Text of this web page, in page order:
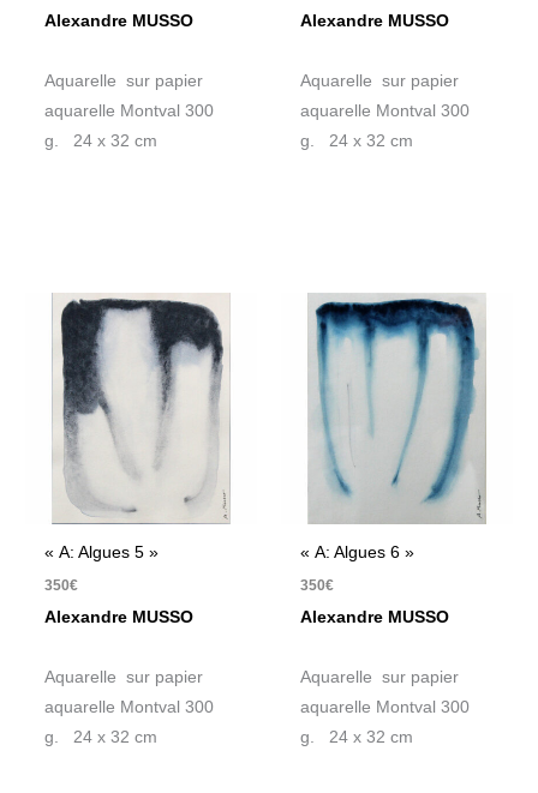
Alexandre MUSSO
Aquarelle sur papier
aquarelle Montval 300
g. 24 x 32 cm
Alexandre MUSSO
Aquarelle sur papier
aquarelle Montval 300
g. 24 x 32 cm
« A: Algues 5 »
350€
Alexandre MUSSO
Aquarelle sur papier
aquarelle Montval 300
g. 24 x 32 cm
« A: Algues 6 »
350€
Alexandre MUSSO
Aquarelle sur papier
aquarelle Montval 300
g. 24 x 32 cm